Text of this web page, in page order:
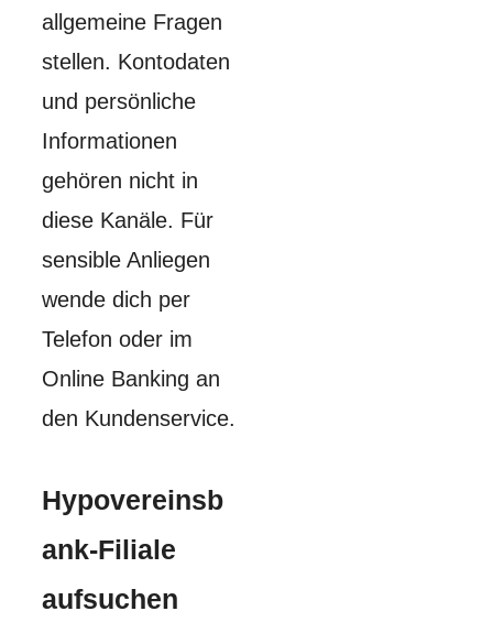
allgemeine Fragen
stellen. Kontodaten
und persönliche
Informationen
gehören nicht in
diese Kanäle. Für
sensible Anliegen
wende dich per
Telefon oder im
Online Banking an
den Kundenservice.
Hypovereinsb
ank-Filiale
aufsuchen